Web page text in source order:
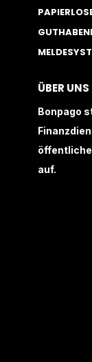
ÜBER UNS
Bonpago
auf.